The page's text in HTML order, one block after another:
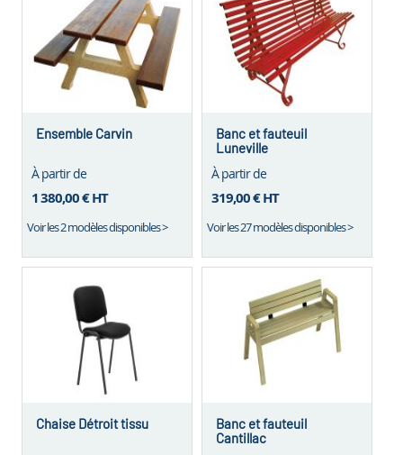
Ensemble Carvin
À partir de
1 380,00 €HT
Voir les 2 modèles disponibles >
Banc et fauteuil
Luneville
À partir de
319,00 €HT
Voir les 27 modèles disponibles >
Chaise Détroit tissu
Banc et fauteuil
Cantillac